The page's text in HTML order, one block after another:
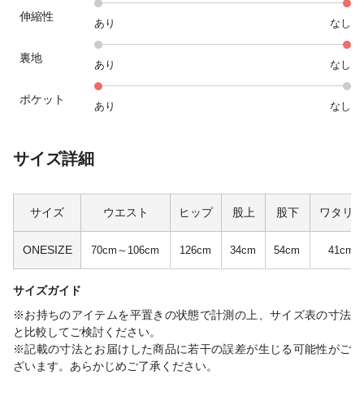
伸縮性
あり なし
裏地
あり なし
ポケット
あり なし
サイズ詳細
サイズ ウエスト ヒップ 股上 股下 ワタリ幅
ONESIZE 70cm～106cm 126cm 34cm 54cm 41cm
サイズガイド
※お持ちのアイテムを平置きの状態で計測の上、サイズ表の寸法
と比較してご検討ください。
※記載の寸法とお届けした商品に若干の誤差が生じる可能性がご
ざいます。あらかじめご了承ください。